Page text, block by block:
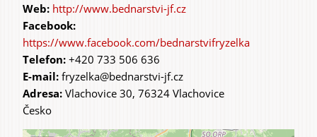
http://www.bednarstvi-jf.cz
https://www.facebook.com/bednarstvifryzelka
Telefon: +420 733 506 636
E-mail: fryzelka@bednarstvi-jf.cz
Adresa: Vlachovice 30, 76324 Vlachovice
Česko